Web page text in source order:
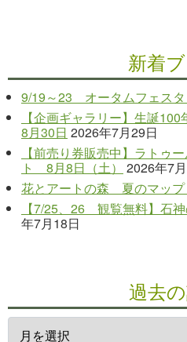
新着
9/19～23 オータムフェス
【企画ギャラリー】生誕
8月30日 2026年7月29日
【前売り券販売中】ラトゥ
ト 8月8日（土）
2026年7
花とアートの森 夏のマッ
【7/25、26 観覧無料】石
年7月18日
過去